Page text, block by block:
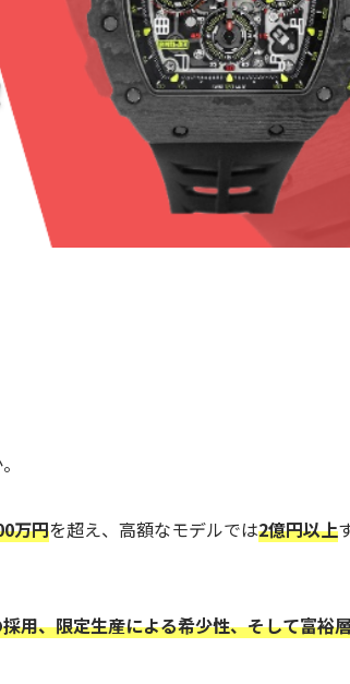
万円を超え、高額なモデルでは2億円以上
用、限定生産による希少性、そして富裕